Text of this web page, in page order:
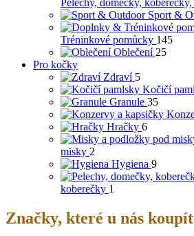
Sport &
Tréninkové pomůcky 145
Oblečení 25
Pro kočky
Zdraví 5
Kočičí
Granule 35
Hračky 6
misky 2
Hygiena 9
koberečky 1
Značky, které u nás